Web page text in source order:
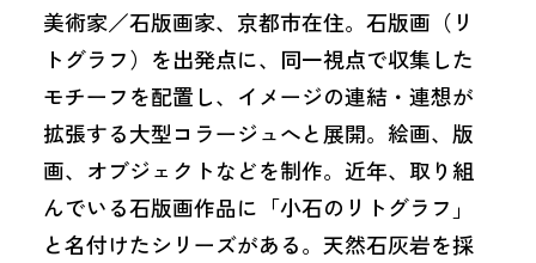
美術家／石版画家、京都市在住。石版画（リ
トグラフ）を出発点に、同一視点で収集した
モチーフを配置し、イメージの連結・連想が
拡張する大型コラージュへと展開。絵画、版
画、オブジェクトなどを制作。近年、取り組
んでいる石版画作品に「小石のリトグラフ」
と名付けたシリーズがある。天然石灰岩を採